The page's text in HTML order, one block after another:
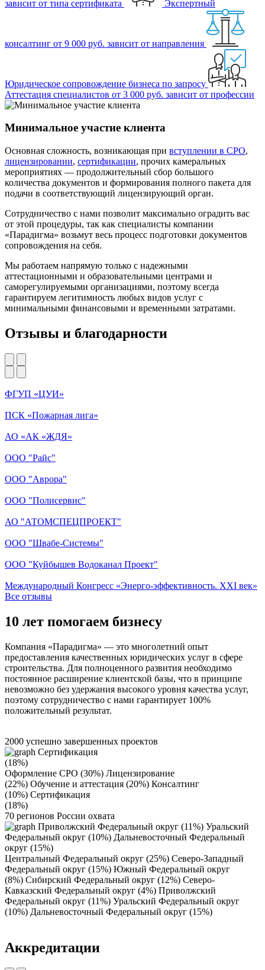
зависит от типа сертификата Экспертный
консалтинг от 9 000 руб. зависит от направления
Юридическое сопровождение бизнеса по запросу
Аттестация специалистов от 3 000 руб. зависит от профессии
Минимальное участие клиента
Основная сложность, возникающая при вступлении в СРО,
лицензировании, сертификации, прочих камеральных
мероприятиях — продолжительный сбор большого
количества документов и формирования полного пакета для
подачи в соответствующий лицензирующий орган.
Сотрудничество с нами позволит максимально оградить вас
от этой процедуры, так как специалисты компании
«Парадигма» возьмут весь процесс подготовки документов
сопровождения на себя.
Мы работаем напрямую только с надежными
аттестационными и образовательными центрами и
саморегулируемыми организациями, поэтому всегда
гарантируем легитимность любых видов услуг с
минимальными финансовыми и временными затратами.
Отзывы и благодарности
ФГУП «ЦУИ»
ПСК «Пожарная лига»
АО «АК «ЖДЯ»
ООО "Райс"
ООО "Аврора"
ООО "Полисервис"
АО "АТОМСПЕЦПРОЕКТ"
ООО "Швабе-Системы"
ООО "Куйбышев Водоканал Проект"
Международный Конгресс «Энерго-эффективность. XXI век»
Все отзывы
10 лет помогаем бизнесу
Компания «Парадигма» — это многолетний опыт
предоставления качественных юридических услуг в сфере
строительства. Для полноценного развития необходимо
постоянное расширение клиентской базы, что в принципе
невозможно без удержания высокого уровня качества услуг,
поэтому сотрудничество с нами гарантирует 100%
положительный результат.
2000 успешно завершенных проектов
Сертификация
(18%)
Оформление СРО (30%) Лицензирование
(22%) Обучение и аттестация (20%) Консалтинг
(10%) Сертификация
(18%)
70 регионов России охвата
Приволжский Федеральный округ (11%) Уральский
Федеральный округ (10%) Дальневосточный Федеральный
округ (15%)
Центральный Федеральный округ (25%) Северо-Западный
Федеральный округ (15%) Южный Федеральный округ
(8%) Сибирский Федеральный округ (12%) Северо-
Кавказский Федеральный округ (4%) Приволжский
Федеральный округ (11%) Уральский Федеральный округ
(10%) Дальневосточный Федеральный округ (15%)
Aккредитации